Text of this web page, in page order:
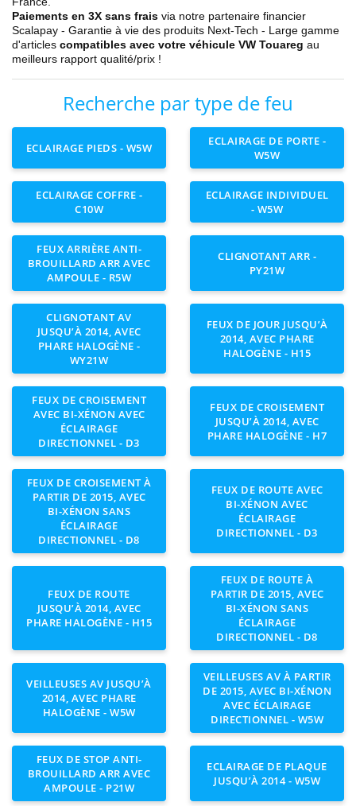
Paiements en 3X sans frais via notre partenaire financier
Scalapay - Garantie à vie des produits Next-Tech - Large gamme
d'articles compatibles avec votre véhicule VW Touareg au
meilleurs rapport qualité/prix !
Recherche par type de feu
ECLAIRAGE PIEDS - W5W
ECLAIRAGE DE PORTE -
W5W
ECLAIRAGE COFFRE -
C10W
ECLAIRAGE INDIVIDUEL
- W5W
FEUX ARRIÈRE ANTI-
BROUILLARD ARR AVEC
AMPOULE - R5W
CLIGNOTANT ARR -
PY21W
CLIGNOTANT AV
JUSQU’À 2014, AVEC
PHARE HALOGÈNE -
WY21W
FEUX DE JOUR JUSQU’À
2014, AVEC PHARE
HALOGÈNE - H15
FEUX DE CROISEMENT
AVEC BI-XÉNON AVEC
ÉCLAIRAGE
DIRECTIONNEL - D3
FEUX DE CROISEMENT
JUSQU’À 2014, AVEC
PHARE HALOGÈNE - H7
FEUX DE CROISEMENT À
PARTIR DE 2015, AVEC
BI-XÉNON SANS
ÉCLAIRAGE
DIRECTIONNEL - D8
FEUX DE ROUTE AVEC
BI-XÉNON AVEC
ÉCLAIRAGE
DIRECTIONNEL - D3
FEUX DE ROUTE
JUSQU’À 2014, AVEC
PHARE HALOGÈNE - H15
FEUX DE ROUTE À
PARTIR DE 2015, AVEC
BI-XÉNON SANS
ÉCLAIRAGE
DIRECTIONNEL - D8
VEILLEUSES AV JUSQU’À
2014, AVEC PHARE
HALOGÈNE - W5W
VEILLEUSES AV À PARTIR
DE 2015, AVEC BI-XÉNON
AVEC ÉCLAIRAGE
DIRECTIONNEL - W5W
FEUX DE STOP ANTI-
BROUILLARD ARR AVEC
AMPOULE - P21W
ECLAIRAGE DE PLAQUE
JUSQU’À 2014 - W5W